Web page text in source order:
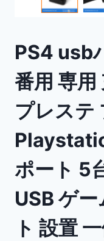
PS4 usb
番用 専
プレステ
ポート 5
USB ゲ
ト 設置